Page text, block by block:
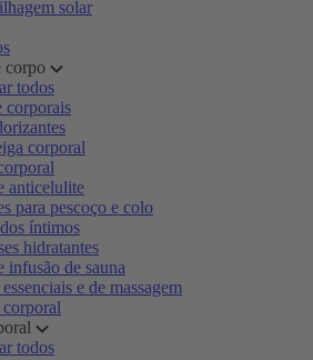
solar
corpo
todos
corporais
corporal
anticelulite
para pescoço e colo
íntimos
hidratantes
infusão de sauna
e de massagem
corporal
todos